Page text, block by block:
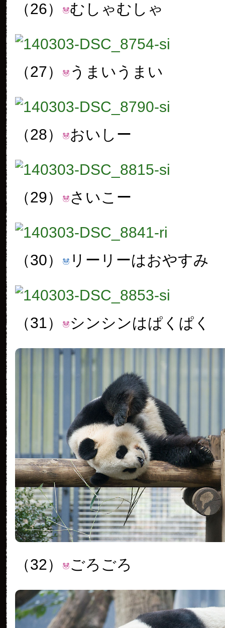
（26） むしゃむしゃ
（27） うまいうまい
（28） おいしー
（29） さいこー
（30） リーリーはおやすみ
（31） シンシンはぱくぱく
（32） ごろごろ